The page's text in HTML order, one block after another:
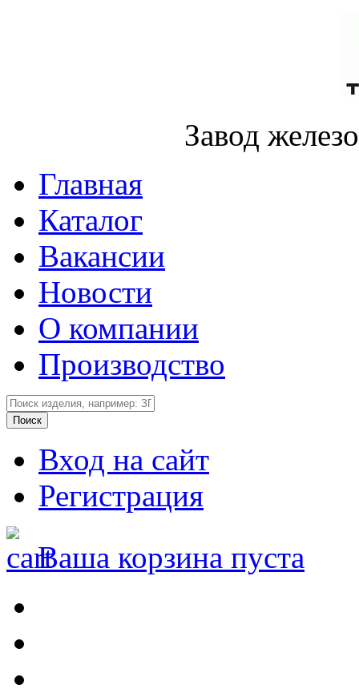
Завод
Главная
Каталог
Вакансии
Новости
О компании
Производство
Вход на сайт
Регистрация
Ваша корзина пуста